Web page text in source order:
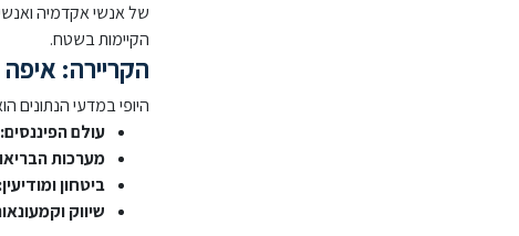
של אנשי אקדמיה
הקיימות בשטח.
הקריירה: איפה
היופי במדעי הנתונים
עולם הפיננסים:
מערכות
ביטחון ומודיעין:
שיווק